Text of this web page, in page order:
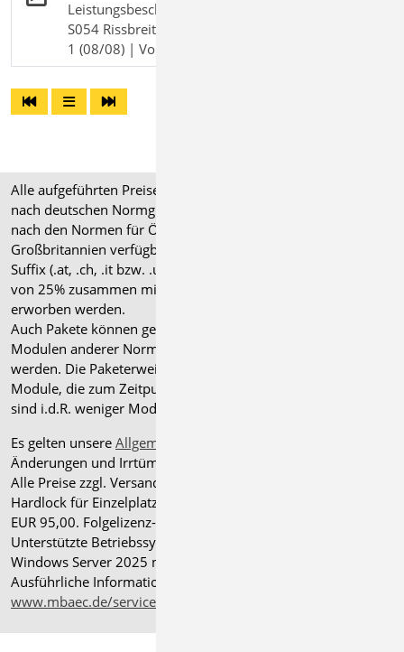
Leistungsbeschreibung des BauStatik-Moduls
S054 Rissbreitennachweis (WU-Beton), DIN 1045-
1 (08/08) | Vorgänger-Modul zu S590.de
Alle aufgeführten Preise verstehen sich für Module/Pakete
nach deutschen Normgrundlagen (".de"). Module, die auch
nach den Normen für Österreich, Schweiz, Italien und
Großbritannien verfügbar sind, tragen ein entsprechendes
Suffix (.at, .ch, .it bzw. .uk) und können gegen einen Aufpreis
von 25% zusammen mit dem jeweiligen ".de"-Modul
erworben werden.
Auch Pakete können gegen einen Aufpreis von 25% mit
Modulen anderer Normen (.at, .ch, .it bzw. .uk) erweitert
werden. Die Paketerweiterung umfasst alle entsprechenden
Module, die zum Zeitpunkt des Kaufs verfügbar sind. Das
sind i.d.R. weniger Module als nach deutscher Norm.
Es gelten unsere Allgemeinen Geschäftsbedingungen
Änderungen und Irrtümer vorbehalten.
Alle Preise zzgl. Versandkosten und gesetzlicher MwSt.
Hardlock für Einzelplatzlizenz, je Arbeitsplatz erforderlich
EUR 95,00. Folgelizenz-/Netzwerkbedingungen auf Anfrage.
Unterstützte Betriebssysteme: Windows
Windows Server 2025 mit Windows Terminal Server.
Ausführliche Informationen auf
www.mbaec.de/service/systemvoraussetzungen